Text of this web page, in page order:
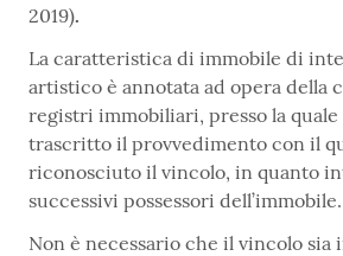
2019).
La caratteristica di immobile di
artistico è annotata ad opera della
registri immobiliari, presso la quale
trascritto il provvedimento con il
riconosciuto il vincolo, in quanto
successivi possessori dell’immobile.
Non è necessario che il vincolo sia